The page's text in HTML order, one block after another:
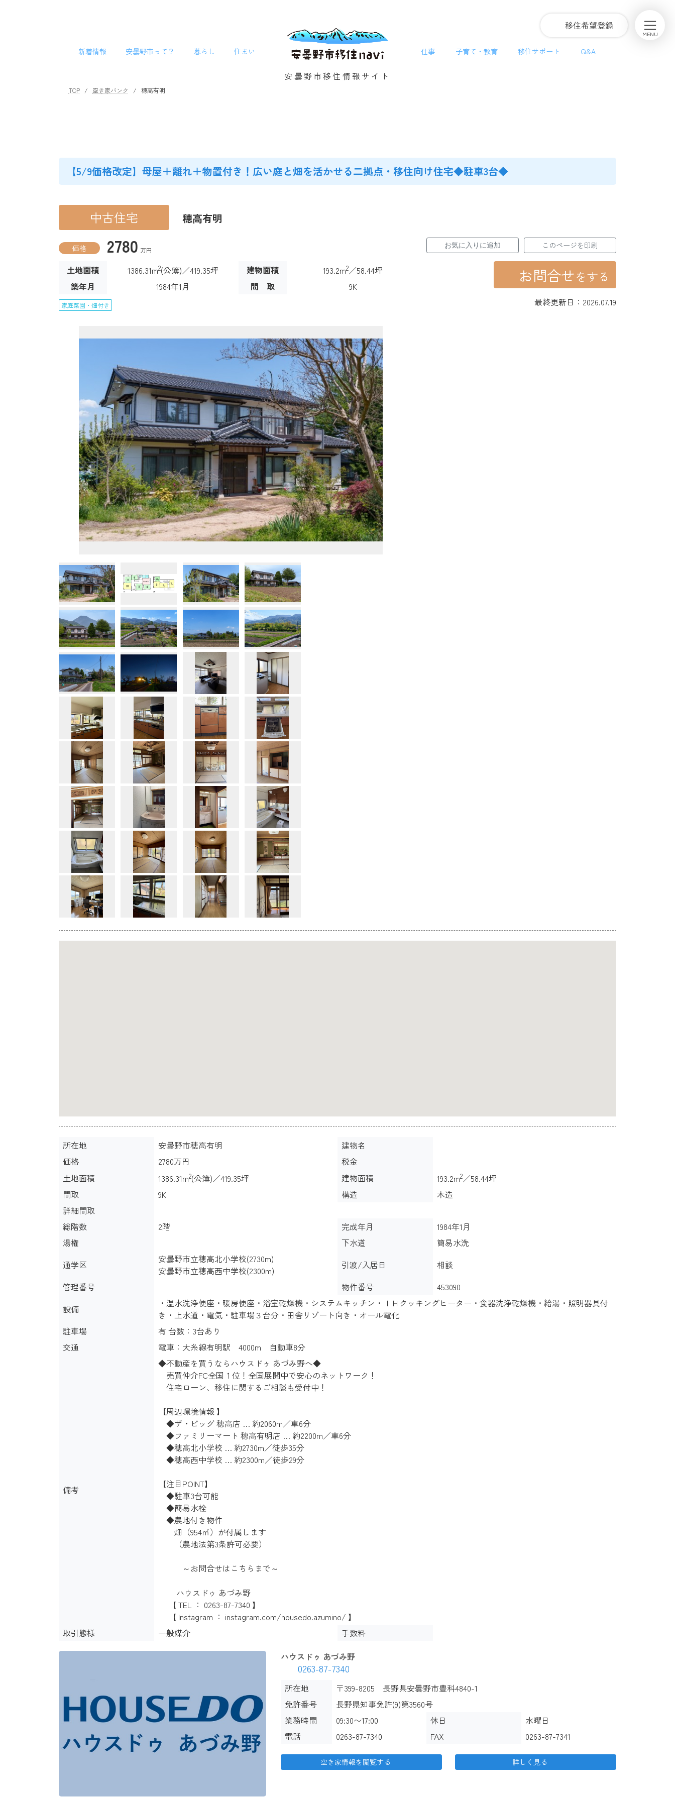
新着情報 安曇野市って？ 暮らし 住まい
安曇野市移住情報サイト
仕事 子育て・教育 移住サポート Q&A
移住希望登録
プ
TOP 空き家バンク 穂高有明
【5/9価格改定】母屋＋離れ＋物置付き！広い庭と畑を活かせる二拠点・移住向け住宅◆駐車3台◆
中古住宅 穂高有明
価格 2780 万円
お気に入りに追加 このページを印刷
土地面積 1386.31m2(公簿)／419.35坪 建物面積 193.2m2／58.44坪
築年月
1984年1月 間 取 9K
家庭菜園・畑付き 最終更新日：2026.07.19
お問合せをする
所在地 安曇野市穂高有明
建物名
価格
2780万円
税金
土地面積
1386.31m2(公簿)／419.35坪 建物面積 193.2m2／58.44坪
間取
9K 構造
木造
詳細間取
総階数
2階 完成年月
1984年1月
湯権
下水道
簡易水洗
通学区
安曇野市立穂高北小学校(2730m)
安曇野市立穂高西中学校(2300m)
引渡/入居日
相談
管理番号
物件番号
453090
設備
・温水洗浄便座・暖房便座・浴室乾燥機・システムキッチン・ＩＨクッキングヒーター・食器洗浄乾燥機・給湯・照明器具付
き・上水道・電気・駐車場３台分・田舎リゾート向き・オール電化
駐車場
有 台数：3台あり
交通
電車：大糸線有明駅 4000m 自動車8分
備考
◆不動産を買うならハウスドゥ あづみ野へ◆
売買仲介FC全国１位！全国展開中で安心のネットワーク！
住宅ローン、移住に関するご相談も受付中！
【周辺環境情報 】
◆ザ・ビッグ 穂高店 … 約2060m／車6分
◆ファミリーマート 穂高有明店 … 約2200m／車6分
◆穂高北小学校 … 約2730m／徒歩35分
◆穂高西中学校 … 約2300m／徒歩29分
【注目POINT】
◆駐車3台可能
◆簡易水栓
◆農地付き物件
畑（954㎡）が付属します
（農地法第3条許可必要）
～お問合せはこちらまで～
ハウスドゥ あづみ野
【 TEL ： 0263-87-7340 】
【 Instagram ： instagram.com/housedo.azumino/ 】
取引態様
一般媒介
手数料
ハウスドゥ あづみ野
0263-87-7340
所在地
〒399-8205 長野県安曇野市豊科4840-1
免許番号
長野県知事免許(9)第3560号
業務時間
09:30〜17:00 休日
水曜日
電話
0263-87-7340 FAX 0263-87-7341
空き家情報を閲覧する 詳しく見る
MENU